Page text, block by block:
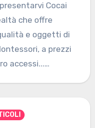
Cocai
che offre
e oggetti di
a prezzi
accessi...…